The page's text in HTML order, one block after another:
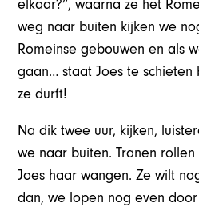
elkaar?”, waarna ze het
weg naar buiten kijken we
Romeinse gebouwen en als
gaan… staat Joes te schieten
ze durft!
Na dik twee uur, kijken,
we naar buiten. Tranen
Joes haar wangen. Ze wilt
dan, we lopen nog even